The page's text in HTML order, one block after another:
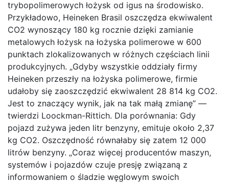
trybopolimerowych łożysk od igus na środowisko.
Przykładowo, Heineken Brasil oszczędza ekwiwalent
CO2 wynoszący 180 kg rocznie dzięki zamianie
metalowych łożysk na łożyska polimerowe w 600
punktach zlokalizowanych w różnych częściach linii
produkcyjnych. „Gdyby wszystkie oddziały firmy
Heineken przeszły na łożyska polimerowe, firmie
udałoby się zaoszczędzić ekwiwalent 28 814 kg CO2.
Jest to znaczący wynik, jak na tak małą zmianę” —
twierdzi Loockman-Rittich. Dla porównania: Gdy
pojazd zużywa jeden litr benzyny, emituje około 2,37
kg CO2. Oszczędność równałaby się zatem 12 000
litrów benzyny. „Coraz więcej producentów maszyn,
systemów i pojazdów czuje presję związaną z
informowaniem o śladzie węglowym swoich